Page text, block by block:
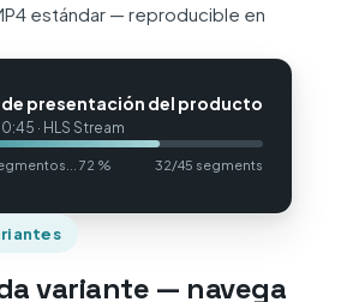
estándar — reproducible en
presentación del producto
· HLS Stream
72 % 32/45 segments
variante — navega